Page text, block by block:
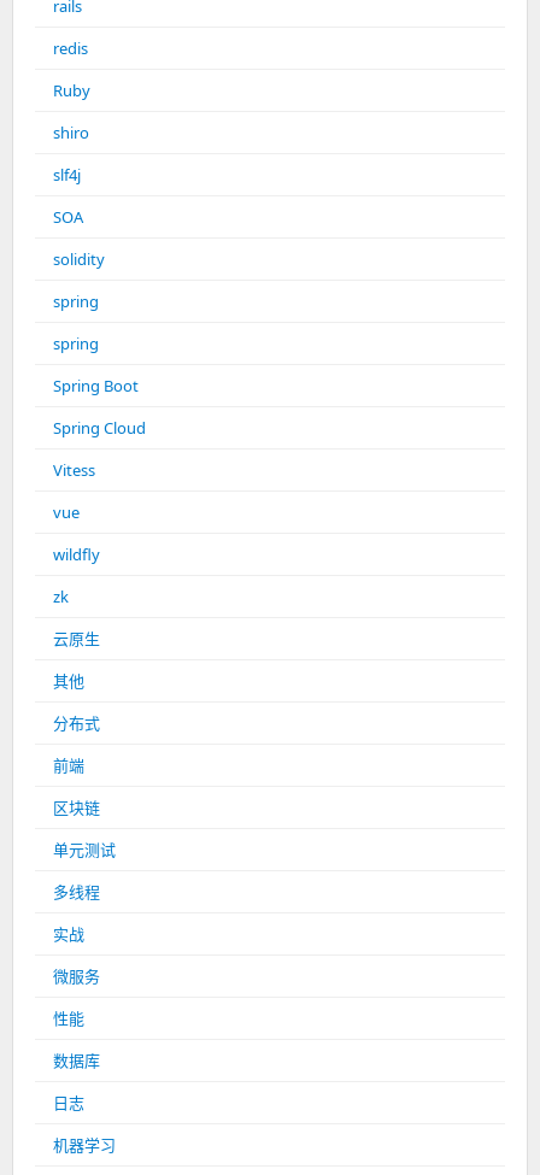
rails
redis
Ruby
shiro
slf4j
SOA
solidity
spring
spring
Spring Boot
Spring Cloud
Vitess
vue
wildfly
zk
云原生
其他
分布式
前端
区块链
单元测试
多线程
实战
微服务
性能
数据库
日志
机器学习